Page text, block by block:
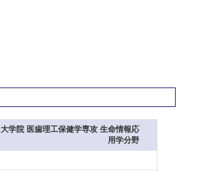
学院 医歯理工保健学専攻 生命情報応
用学分野